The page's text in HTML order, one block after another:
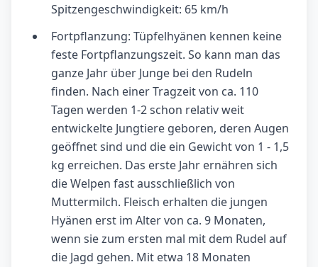
Spitzengeschwindigkeit: 65 km/h
Fortpflanzung: Tüpfelhyänen kennen keine
feste Fortpflanzungszeit. So kann man das
ganze Jahr über Junge bei den Rudeln
finden. Nach einer Tragzeit von ca. 110
Tagen werden 1-2 schon relativ weit
entwickelte Jungtiere geboren, deren Augen
geöffnet sind und die ein Gewicht von 1 - 1,5
kg erreichen. Das erste Jahr ernähren sich
die Welpen fast ausschließlich von
Muttermilch. Fleisch erhalten die jungen
Hyänen erst im Alter von ca. 9 Monaten,
wenn sie zum ersten mal mit dem Rudel auf
die Jagd gehen. Mit etwa 18 Monaten